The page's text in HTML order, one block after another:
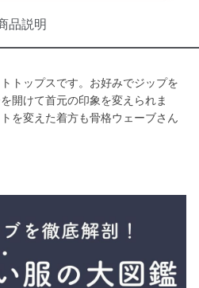
品説明
トップスです。お好みでジップを
開けて首元の印象を変えられま
を変えた着方も骨格ウェーブさん